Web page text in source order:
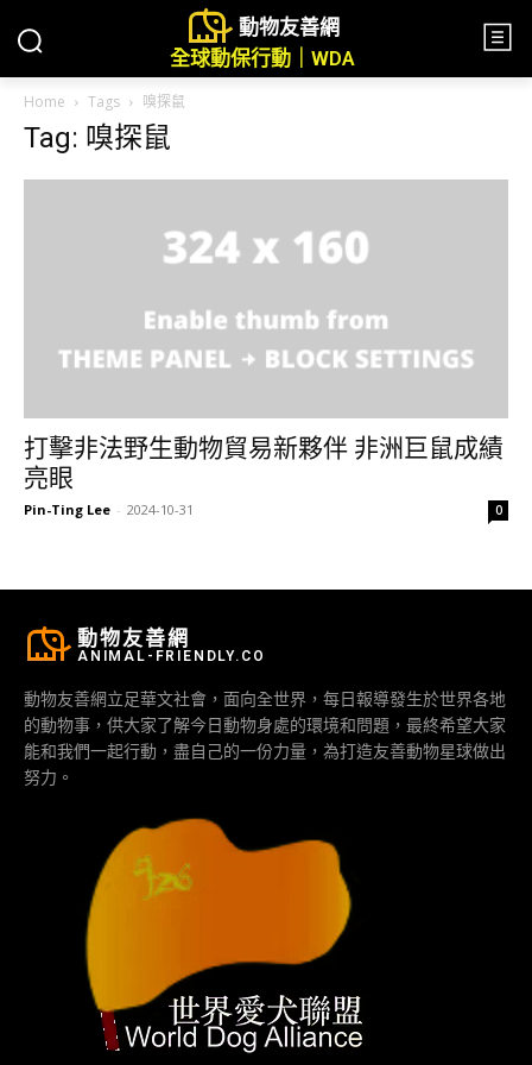
動物友善網
全球動保行動｜WDA
Home Tags 嗅探鼠
Tag: 嗅探鼠
打擊非法野生動物貿易新夥伴 非洲巨鼠成績
亮眼
Pin-Ting Lee - 2024-10-31 0
動物友善網
ANIMAL-FRIENDLY.CO
動物友善網立足華文社會，面向全世界，每日報導發生於世界各地
的動物事，供大家了解今日動物身處的環境和問題，最終希望大家
能和我們一起行動，盡自己的一份力量，為打造友善動物星球做出
努力。